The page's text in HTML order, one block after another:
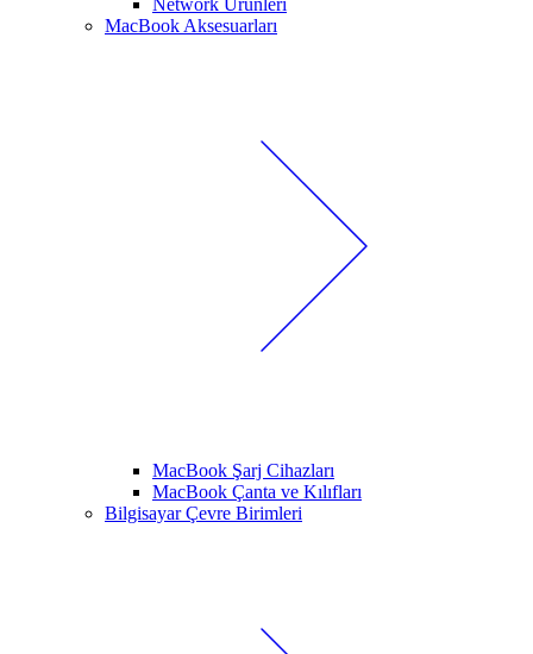
Network Ürünleri
MacBook Aksesuarları
MacBook Şarj Cihazları
MacBook Çanta ve Kılıfları
Bilgisayar Çevre Birimleri